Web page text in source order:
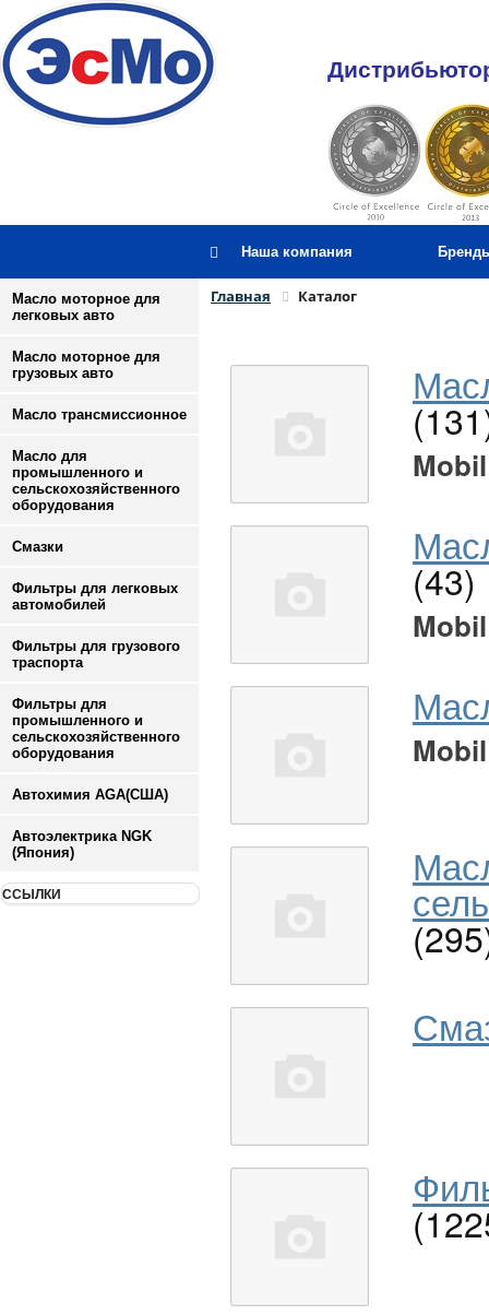
Наша компания
Масло моторное для
легковых авто
Масло моторное для
грузовых авто
Масло трансмиссионное
Масло для
промышленного и
сельскохозяйственного
оборудования
Смазки
Фильтры для легковых
автомобилей
Фильтры для грузового
траспорта
Фильтры для
промышленного и
сельскохозяйственного
оборудования
Автохимия AGA(США)
Автоэлектрика NGK
(Япония)
ССЫЛКИ
Главная Каталог
Mobil
(43)
Mobil
Mobil